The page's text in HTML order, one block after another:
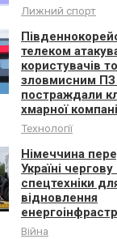
Лижний спорт
телеком
користувачів
зловмисним
постраждали
хмарної
Технології
Німеччина
Україні
спецтехніки
відновлення
Війна